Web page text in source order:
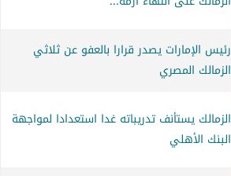
رئيس الإمارات يصدر قرارا بالعفو عن ثلاثي
الزمالك المصري
الزمالك يستأنف تدريباته غدا استعدادا لمواجهة
البنك الأهلي